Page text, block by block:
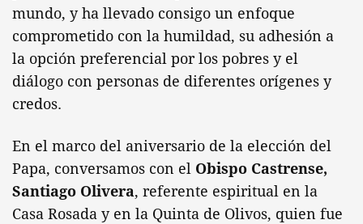
mundo, y ha llevado consigo un enfoque
comprometido con la humildad, su adhesión a
la opción preferencial por los pobres y el
diálogo con personas de diferentes orígenes y
credos.
En el marco del aniversario de la elección del
Papa, conversamos con el Obispo Castrense,
Santiago Olivera, referente espiritual en la
Casa Rosada y en la Quinta de Olivos, quien fue